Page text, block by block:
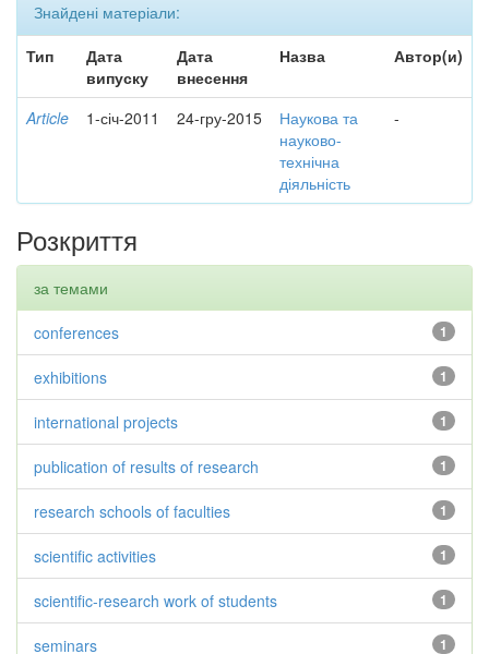
Знайдені матеріали:
Тип
Дата
випуску
Дата
внесення
Назва Автор(и)
Article 1-січ-2011 24-гру-2015
Наукова та
науково-
технічна
діяльність
-
Розкриття
за темами
1
conferences
1
exhibitions
1
international projects
1
publication of results of research
1
research schools of faculties
1
scientific activities
1
scientific-research work of students
1
seminars